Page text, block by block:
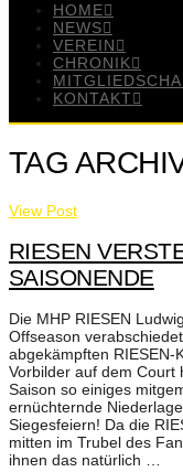
HOME
NEWS
VEREIN
CHRONIK
KONTAKT
TAG
View Post
RIESEN
SAISONENDE
Die MHP RIESEN
Offseason
abgekämpften RIESEN-
Vorbilder auf dem Court
Saison so einiges
ernüchternde
Siegesfeiern! Da die
mitten im Trubel des
ihnen das natürlich …